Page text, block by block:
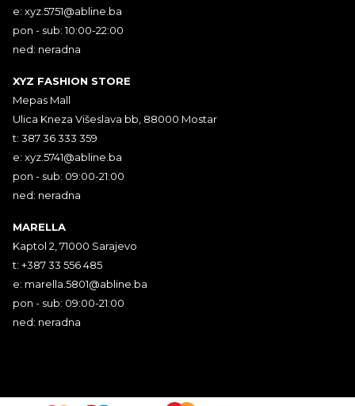
e: xyz.5751@abline.ba
pon - sub: 10:00-22:00
ned: neradna
XYZ FASHION STORE
Mepas Mall
Ulica Kneza Višeslava bb, 88000 Mostar
t: 387 36 333 359
e: xyz.5741@abline.ba
pon - sub: 09:00-21:00
ned: neradna
MARELLA
Kaptol 2, 71000 Sarajevo
t: +387 33 556 485
e: marella.5801@abline.ba
pon - sub: 09:00-21:00
ned: neradna